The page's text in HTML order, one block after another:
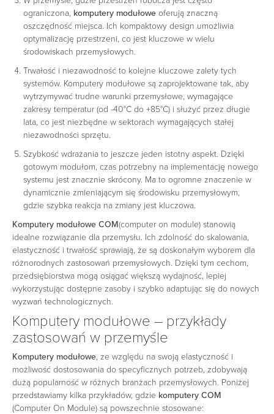
ograniczona, komputery modułowe oferują znaczną
oszczędność miejsca. Ich kompaktowy design umożliwia
optymalizację przestrzeni, co jest kluczowe w wielu
środowiskach przemysłowych.
Trwałość i niezawodność to kolejne kluczowe zalety tych
systemów. Komputery modułowe są zaprojektowane tak, aby
wytrzymywać trudne warunki przemysłowe, wymagające
zakresy temperatur (od -40°C do +85°C) i służyć przez długie
lata, co jest niezbędne w sektorach wymagających stałej
niezawodności sprzętu.
Szybkość wdrażania to jeszcze jeden istotny aspekt. Dzięki
gotowym modułom, czas potrzebny na implementację nowego
systemu jest znacznie skrócony. Ma to ogromne znaczenie w
dynamicznie zmieniającym się środowisku przemysłowym,
gdzie szybka reakcja na zmiany jest kluczowa.
Komputery modułowe COM(computer on module) stanowią
idealne rozwiązanie dla przemysłu. Ich zdolność do skalowania,
elastyczność i trwałość sprawiają, że są doskonałym wyborem dla
różnorodnych zastosowań przemysłowych. Dzięki tym cechom,
przedsiębiorstwa mogą osiągać większą wydajność, lepiej
wykorzystując dostępne zasoby i szybko adaptując się do nowych
wyzwań technologicznych.
Komputery modułowe – przykłady
zastosowań w przemyśle
Komputery modułowe, ze względu na swoją elastyczność i
możliwość dostosowania do specyficznych potrzeb, zdobywają
dużą popularność w różnych branżach przemysłowych. Poniżej
przedstawiamy kilka przykładów, gdzie komputery COM
(Computer On Module) są powszechnie stosowane: